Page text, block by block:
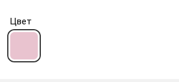
Цвет